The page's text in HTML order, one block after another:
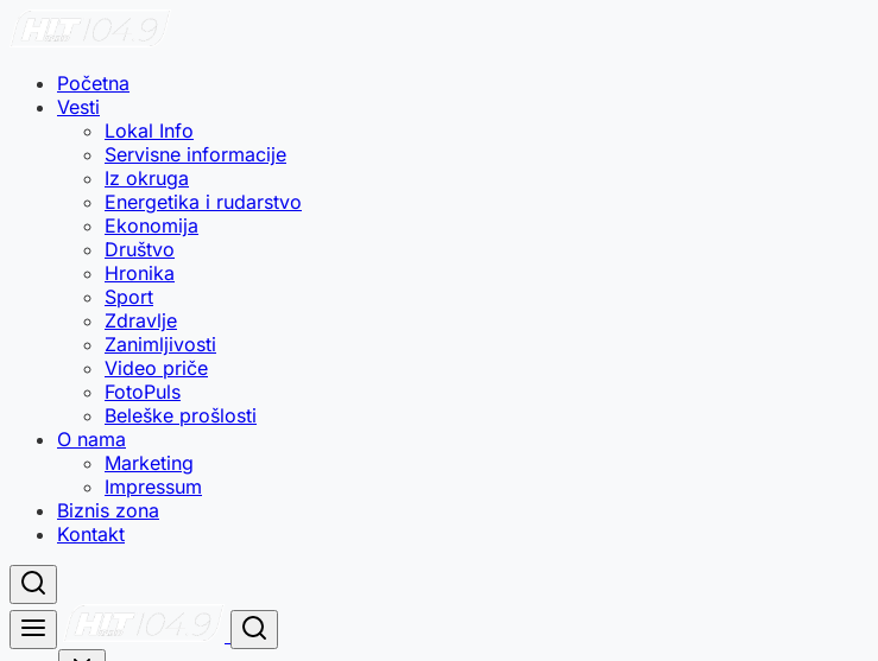
Početna
Vesti
Lokal Info
Servisne informacije
Iz okruga
Energetika i rudarstvo
Ekonomija
Društvo
Hronika
Sport
Zdravlje
Zanimljivosti
Video priče
FotoPuls
Beleške prošlosti
O nama
Marketing
Impressum
Biznis zona
Kontakt